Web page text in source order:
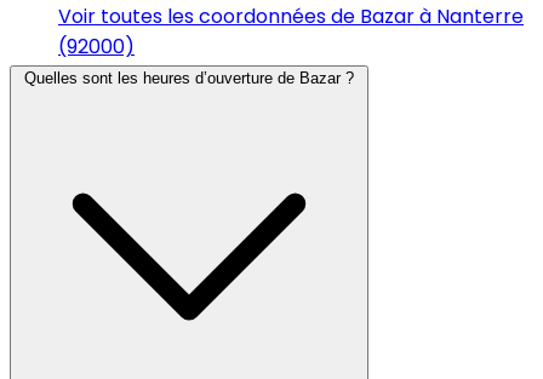
Voir toutes les coordonnées de Bazar à Nanterre
(92000)
Quelles sont les heures d’ouverture de Bazar ?